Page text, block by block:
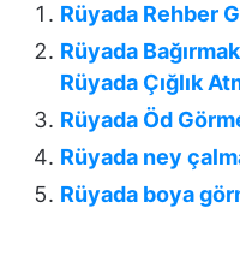
Rüyada Rehber
Rüyada
Rüyada Çığlık
Rüyada Öd
Rüyada ney
Rüyada boya